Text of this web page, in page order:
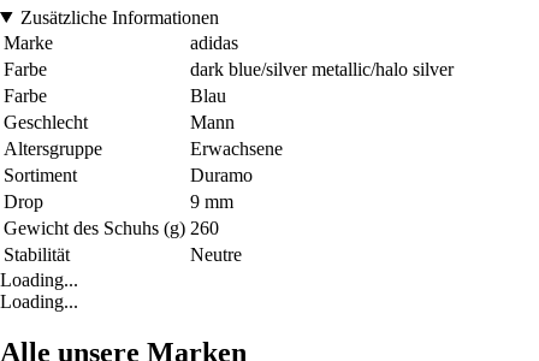
Zusätzliche Informationen
Marke
adidas
Farbe
dark blue/silver metallic/halo silver
Farbe
Blau
Geschlecht
Mann
Altersgruppe
Erwachsene
Sortiment
Duramo
Drop
9 mm
Gewicht des Schuhs (g) 260
Stabilität
Neutre
Loading...
Loading...
Alle unsere Marken